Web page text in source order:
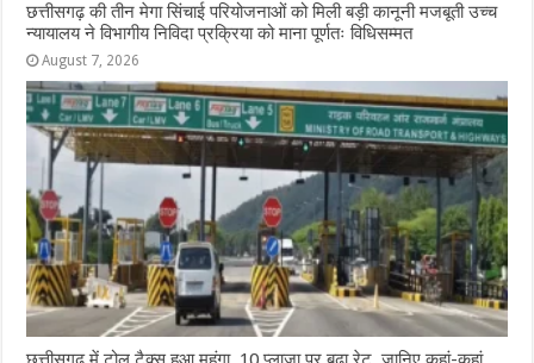
छत्तीसगढ़ की तीन मेगा सिंचाई परियोजनाओं को मिली बड़ी कानूनी मजबूती उच्च
न्यायालय ने विभागीय निविदा प्रक्रिया को माना पूर्णतः विधिसम्मत
August 7, 2026